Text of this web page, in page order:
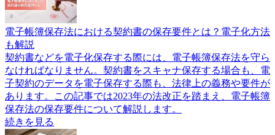
電子帳簿保存法における契約書の保存要件とは？電子化方法
も解説
契約書などを電子化保存する際には、電子帳簿保存法を守ら
なければなりません。契約書をスキャナ保存する場合も、電
子契約のデータを電子保存する際も、法律上の義務や要件が
あります。この記事では2023年の法改正を踏まえ、電子帳簿
保存法の保存要件について解説します。
続きを見る